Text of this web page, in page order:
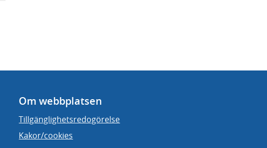
Om webbplatsen
Tillgänglighetsredogörelse
Kakor/cookies